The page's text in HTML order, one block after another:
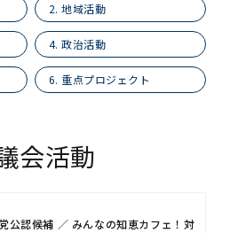
2. 地域活動
4. 政治活動
6. 重点プロジェクト
会活動
公認候補 ／ みんなの知恵カフェ！対